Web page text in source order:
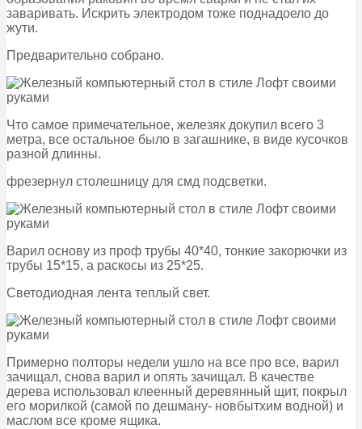
заваривать. Искрить электродом тоже поднадоело до
жути.
Предварительно собрано.
Что самое примечательное, железяк докупил всего 3
метра, все остальное было в загашнике, в виде кусочков
разной длинны.
фрезернул столешницу для смд подсветки.
Варил основу из проф трубы 40*40, тонкие закорючки из
трубы 15*15, а раскосы из 25*25.
Светодиодная лента теплый свет.
Примерно полторы недели ушло на все про все, варил
зачищал, снова варил и опять зачищал. В качестве
дерева использовал клеенный деревянный щит, покрыл
его морилкой (самой по дешману- новбытхим водной) и
маслом все кроме ящика.